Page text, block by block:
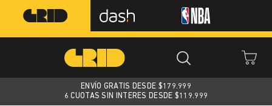
ENVÍO GRATIS DESDE $179.999
6 CUOTAS SIN INTERES DESDE $119.999